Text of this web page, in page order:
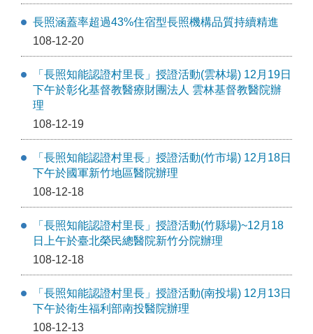
長照涵蓋率超過43%住宿型長照機構品質持續精進
108-12-20
「長照知能認證村里長」授證活動(雲林場) 12月19日
下午於彰化基督教醫療財團法人 雲林基督教醫院辦
理
108-12-19
「長照知能認證村里長」授證活動(竹市場) 12月18日
下午於國軍新竹地區醫院辦理
108-12-18
「長照知能認證村里長」授證活動(竹縣場)~12月18
日上午於臺北榮民總醫院新竹分院辦理
108-12-18
「長照知能認證村里長」授證活動(南投場) 12月13日
下午於衛生福利部南投醫院辦理
108-12-13